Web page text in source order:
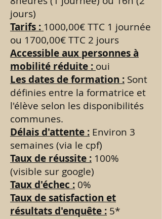
jours)
Tarifs : 1000,00€ TTC 1 journée
ou 1700,00€ TTC 2 jours
Accessible aux personnes à
mobilité réduite : oui
Les dates de formation : Sont
définies entre la formatrice et
l'élève selon les disponibilités
communes.
Délais d'attente : Environ 3
semaines (via le cpf)
Taux de réussite : 100%
(visible sur google)
Taux d'échec : 0%
Taux de satisfaction et
résultats d'enquête : 5*